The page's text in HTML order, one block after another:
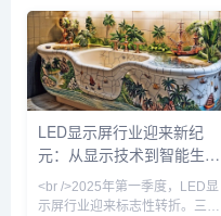
面贴装）与COB（板上芯片）
技术格局已被彻底打破，
Mini/Micro LED技术从实验室加
速走向量产线，成为驱动市场增
长的核心引擎。多家头部厂商如
利亚德、洲明科技、艾比森在
2024年半年报中披露，Mini
LED订单同比增长超过300%，
P
LED显示屏行业迎来新纪
元：从显示技术到智能生态
的全面跃迁
<br />2025年第一季度，LED显
示屏行业迎来标志性转折。三